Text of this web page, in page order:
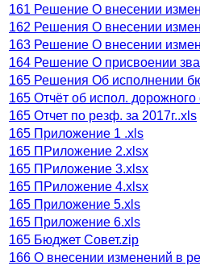
161 Решение О внесении
162 Решения О внесении
163 Решение О внесении
164 Решение О присвоении
165 Решения Об исполнении
165 Отчёт об испол.
165 Отчет по резф. за 2017г..xls
165 Приложение 1 .xls
165 ПРиложение 2.xlsx
165 ПРиложение 3.xlsx
165 ПРиложение 4.xlsx
165 Приложение 5.xls
165 Приложение 6.xls
165 Бюджет Совет.zip
166 О внесении изменений в